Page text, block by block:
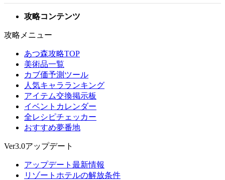
攻略コンテンツ
攻略メニュー
あつ森攻略TOP
美術品一覧
カブ価予測ツール
人気キャラランキング
アイテム交換掲示板
イベントカレンダー
全レシピチェッカー
おすすめ夢番地
Ver3.0アップデート
アップデート最新情報
リゾートホテルの解放条件